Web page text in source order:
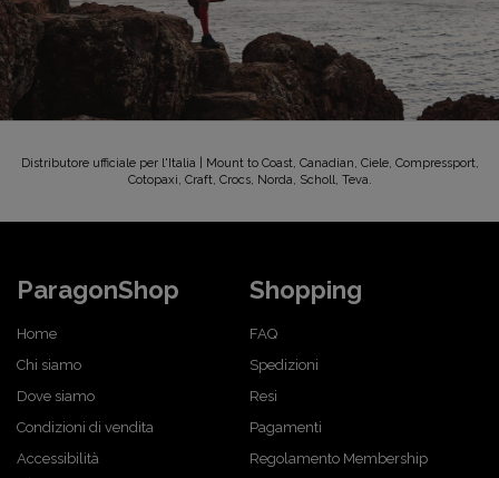
Distributore ufficiale per l'Italia | Mount to Coast, Canadian, Ciele, Compressport,
Cotopaxi, Craft, Crocs, Norda, Scholl, Teva.
ParagonShop
Home
Chi siamo
Dove siamo
Condizioni di vendita
Accessibilità
Shopping
FAQ
Spedizioni
Resi
Pagamenti
Regolamento Membership